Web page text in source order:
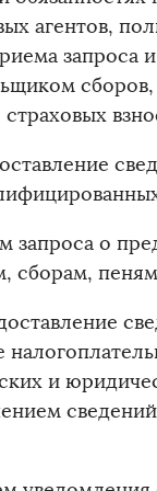
агентов,
запроса
страховых
запроса о
сборам,
и